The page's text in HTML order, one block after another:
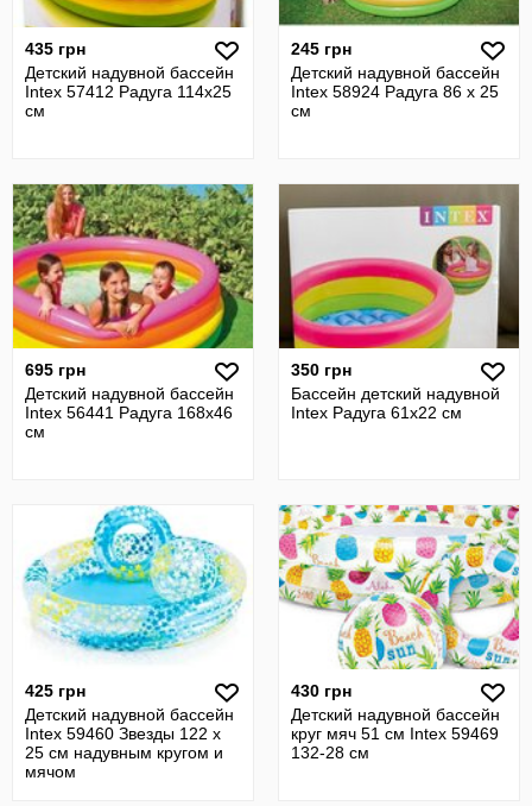
435 грн
Детский надувной бассейн
Intex 57412 Радуга 114х25
см
245 грн
Детский надувной бассейн
Intex 58924 Радуга 86 х 25
см
695 грн
Детский надувной бассейн
Intex 56441 Радуга 168х46
см
350 грн
Бассейн детский надувной
Intex Радуга 61x22 см
425 грн
Детский надувной бассейн
Intex 59460 Звезды 122 х
25 см надувным кругом и
мячом
430 грн
Детский надувной бассейн
круг мяч 51 см Intex 59469
132-28 см